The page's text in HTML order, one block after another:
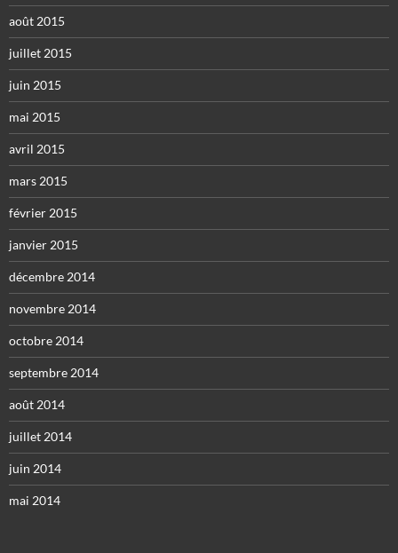
août 2015
juillet 2015
juin 2015
mai 2015
avril 2015
mars 2015
février 2015
janvier 2015
décembre 2014
novembre 2014
octobre 2014
septembre 2014
août 2014
juillet 2014
juin 2014
mai 2014